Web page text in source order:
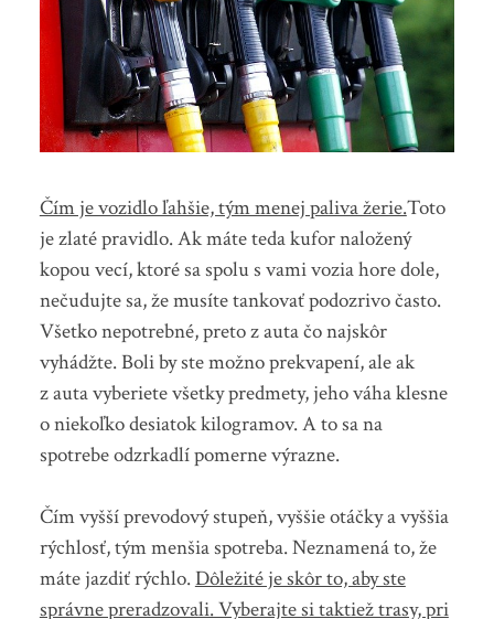
Čím je vozidlo ľahšie, tým menej paliva žerie.Toto
je zlaté pravidlo. Ak máte teda kufor naložený
kopou vecí, ktoré sa spolu s vami vozia hore dole,
nečudujte sa, že musíte tankovať podozrivo často.
Všetko nepotrebné, preto z auta čo najskôr
vyhádžte. Boli by ste možno prekvapení, ale ak
z auta vyberiete všetky predmety, jeho váha klesne
o niekoľko desiatok kilogramov. A to sa na
spotrebe odzrkadlí pomerne výrazne.
Čím vyšší prevodový stupeň, vyššie otáčky a vyššia
rýchlosť, tým menšia spotreba. Neznamená to, že
máte jazdiť rýchlo.Dôležité je skôr to, aby ste
správne preradzovali. Vyberajte si taktiež trasy, pri